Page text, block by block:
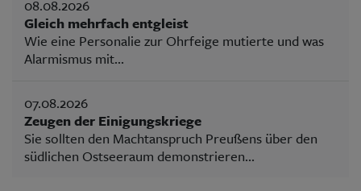
08.08.2026
Gleich mehrfach entgleist
Wie eine Personalie zur Ohrfeige mutierte und was
Alarmismus mit...
07.08.2026
Zeugen der Einigungskriege
Sie sollten den Machtanspruch Preußens über den
südlichen Ostseeraum demonstrieren...